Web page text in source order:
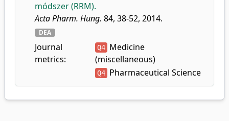
módszer (RRM).
Acta Pharm. Hung. 84, 38-52, 2014.
DEA
Journal
metrics:
Q4 Medicine
(miscellaneous)
Q4 Pharmaceutical Science